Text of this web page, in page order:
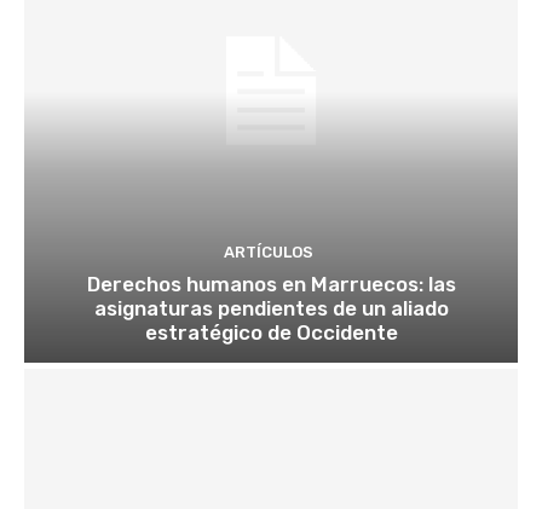
ARTÍCULOS
Derechos humanos en Marruecos: las
asignaturas pendientes de un aliado
estratégico de Occidente